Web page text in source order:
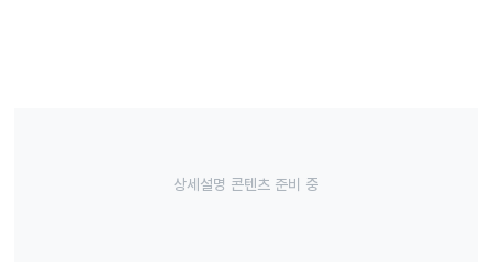
상세설명 콘텐츠 준비 중